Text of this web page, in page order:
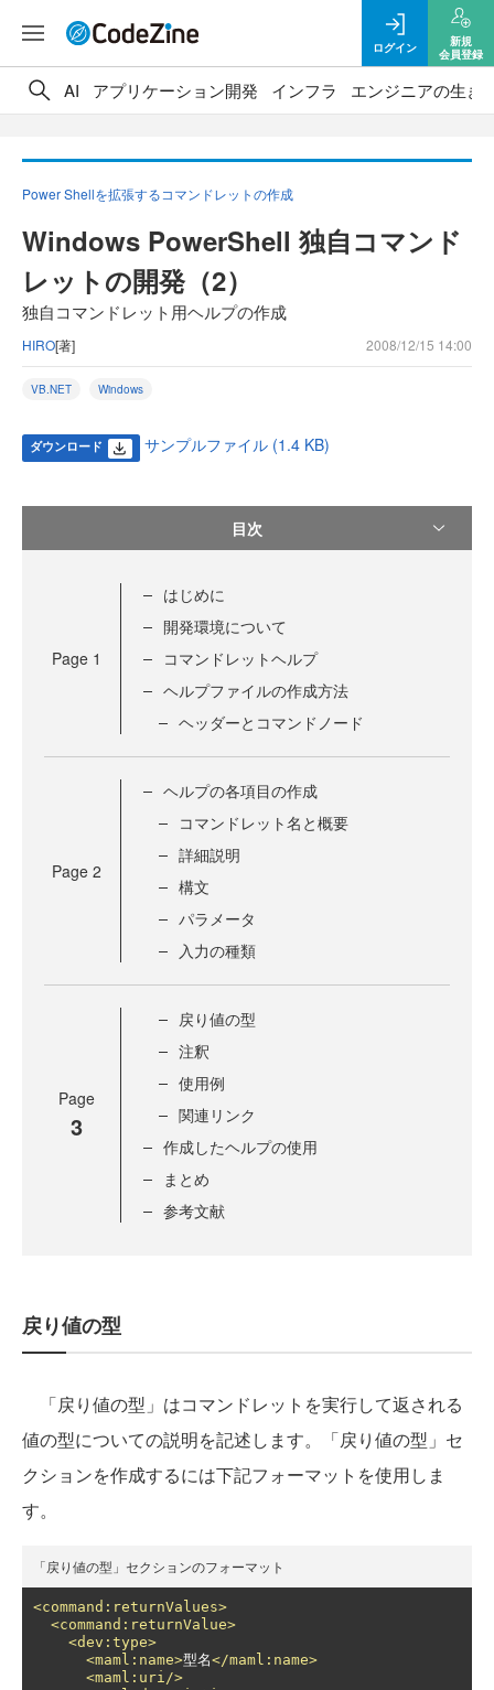
ログイン
新規
会員登録
AI アプリケーション開発 インフラ エンジニアの生き
Power Shellを拡張するコマンドレットの作成
Windows PowerShell 独自コマンド
レットの開発（2）
独自コマンドレット用ヘルプの作成
HIRO[著] 2008/12/15 14:00
VB.NET Windows
ダウンロード サンプルファイル (1.4 KB)
目次
Page 1
はじめに
開発環境について
コマンドレットヘルプ
ヘルプファイルの作成方法
ヘッダーとコマンドノード
Page 2
ヘルプの各項目の作成
コマンドレット名と概要
詳細説明
構文
パラメータ
入力の種類
Page
3
戻り値の型
注釈
使用例
関連リンク
作成したヘルプの使用
まとめ
参考文献
戻り値の型
「戻り値の型」はコマンドレットを実行して返される
値の型についての説明を記述します。「戻り値の型」セ
クションを作成するには下記フォーマットを使用しま
す。
「戻り値の型」セクションのフォーマット
<command:returnValues>
<command:returnValue>
<dev:type>
<maml:name>型名</maml:name>
<maml:uri/>